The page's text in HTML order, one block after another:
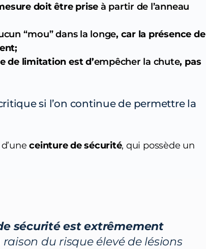
doit être prise à partir de l’anneau
“mou” dans la longe, car la présence de
de limitation est d’empêcher la chute, pas
si l’on continue de permettre la
ceinture de sécurité, qui possède un
sécurité est extrêmement
raison du risque élevé de lésions